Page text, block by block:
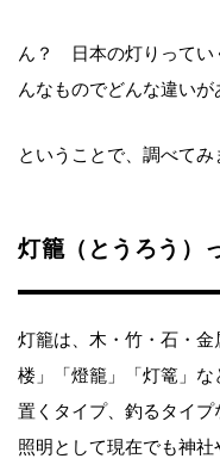
ん？ 日本の灯りってい
んなものでどんな違い
ということで、調べてみ
灯籠（とうろう）
灯籠は、木・竹・石・
楼」「燈籠」「灯篭」な
置くタイプ、釣るタイ
照明として現在でも神